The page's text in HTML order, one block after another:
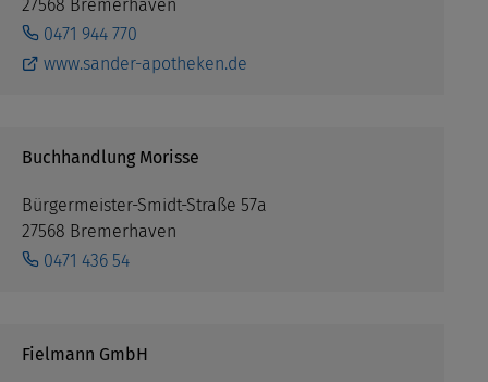
27568 Bremerhaven
0471 944 770
www.sander-apotheken.de
Buchhandlung Morisse
Bürgermeister-Smidt-Straße 57a
27568 Bremerhaven
0471 436 54
Fielmann GmbH